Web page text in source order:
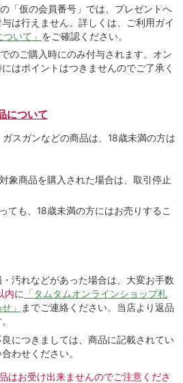
「仮の会員番号」では、プレゼントへ
は⾏えません。詳しくは、ご利⽤ガイ
いて」 をご確認ください。
のご購⼊時にのみ付与されます。オン
はポイントはつきませんのでご了承く
について
スガンなどの商品は、18歳未満の方は
象商品を購入された場合は、取引停止
ても、18歳未満の方にはお売りするこ
汚れなどがあった場合は、大変お手数
内に 「タムタムオンラインショップ札
」
までご連絡ください。当店より返品
につきましては、商品に記載されてい
わせください。
はお受け出来ませんのでご注意くださ